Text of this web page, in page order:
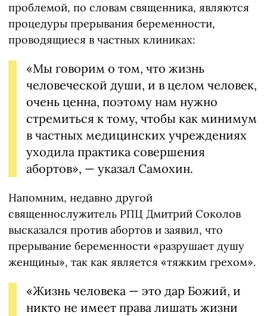
проблемой, по словам священника, являются
процедуры прерывания беременности,
проводящиеся в частных клиниках:
«Мы говорим о том, что жизнь
человеческой души, и в целом человек,
очень ценна, поэтому нам нужно
стремиться к тому, чтобы как минимум
в частных медицинских учреждениях
уходила практика совершения
абортов», — указал Самохин.
Напомним, недавно другой
священнослужитель РПЦ Дмитрий Соколов
высказался против абортов и заявил, что
прерывание беременности «разрушает душу
женщины», так как является «тяжким грехом».
«Жизнь человека — это дар Божий, и
никто не имеет права лишать жизни